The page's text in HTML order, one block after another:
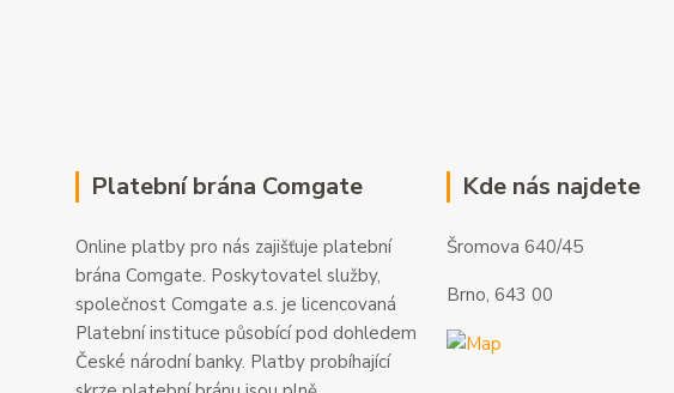
Platební brána Comgate
Online platby pro nás zajišťuje platební
brána Comgate. Poskytovatel služby,
společnost Comgate a.s. je licencovaná
Platební instituce působící pod dohledem
České národní banky. Platby probíhající
Kde nás najdete
Šromova 640/45
Brno, 643 00